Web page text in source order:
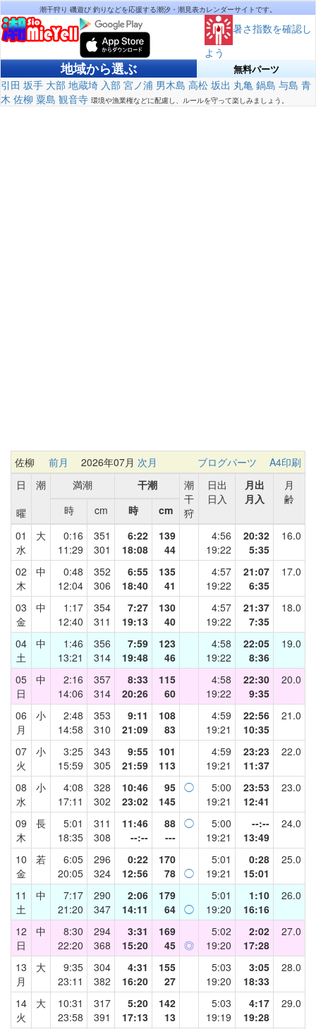
潮干狩り 磯遊び 釣りなどを応援する潮汐・潮見表カレンダーサイトです。
暑さ指数を確認し
よう
地域から選ぶ 無料パーツ
引田 坂手 大部 地蔵埼 入部 宮ノ浦 男木島 高松 坂出 丸亀 鍋島 与島 青
木 佐柳 粟島 観音寺 環境や漁業権などに配慮し、ルールを守って楽しみましょう。
佐柳 前月 2026年07月 次月 ブログパーツ
A4印刷
日
曜
潮 満潮 干潮
潮
干
狩
日出
日入
月出
月入
月
齢
時
cm 時
cm
01
水
大
0:16
11:29
351
301
6:22
18:08
139
44
4:56
19:22
20:32
5:35
16.0
02
木
中
0:48
12:04
352
306
6:55
18:40
135
41
4:57
19:22
21:07
6:35
17.0
03
金
中
1:17
12:40
354
311
7:27
19:13
130
40
4:57
19:22
21:37
7:35
18.0
04
土
中
1:46
13:21
356
314
7:59
19:48
123
46
4:58
19:22
22:05
8:36
19.0
05
日
中
2:16
14:06
357
314
8:33
20:26
115
60
4:58
19:22
22:30
9:35
20.0
06
月
小
2:48
14:58
353
310
9:11
21:09
108
83
4:59
19:21
22:56
10:35
21.0
07
火
小
3:25
15:59
343
305
9:55
21:59
101
113
4:59
19:21
23:23
11:37
22.0
08
水
小
4:08
17:11
328
302
10:46
23:02
95
145
◯
5:00
19:21
23:53
12:41
23.0
09
木
長
5:01
18:35
311
308
11:46
--:--
88
---
◯
5:00
19:21
--:--
13:49
24.0
10
金
若
6:05
20:05
296
324
0:22
12:56
170
78 ◯
5:01
19:21
0:28
15:01
25.0
11
土
中
7:17
21:20
290
347
2:06
14:11
179
64 ◯
5:01
19:20
1:10
16:16
26.0
12
日
中
8:30
22:20
294
368
3:31
15:20
169
45 ◎
5:02
19:20
2:02
17:28
27.0
13
月
大
9:35
23:11
304
382
4:31
16:20
155
27
5:03
19:20
3:05
18:33
28.0
14
火
大
10:31
23:58
317
391
5:20
17:13
142
13
5:03
19:19
4:17
19:28
29.0